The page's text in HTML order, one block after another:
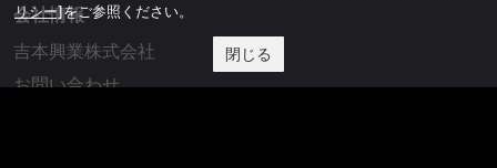
会社情報
吉本興業株式会社
お問い合わせ
リシー]をご参照ください。
閉じる